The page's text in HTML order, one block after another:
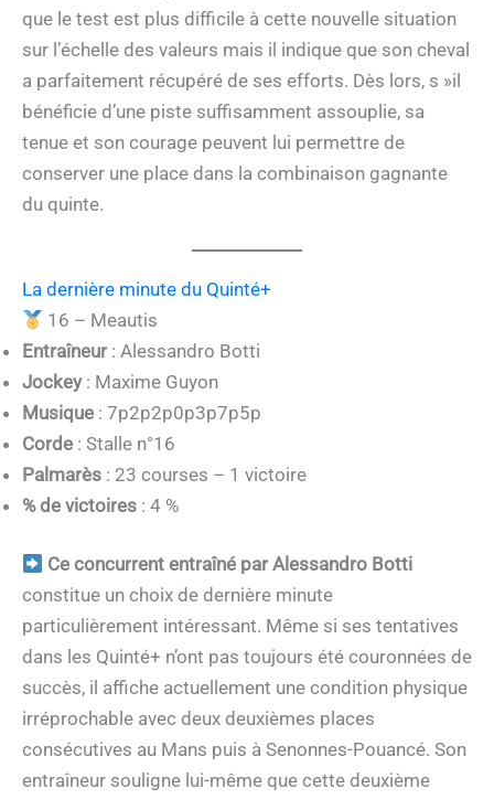
que le test est plus difficile à cette nouvelle situation
sur l’échelle des valeurs mais il indique que son cheval
a parfaitement récupéré de ses efforts. Dès lors, s »il
bénéficie d’une piste suffisamment assouplie, sa
tenue et son courage peuvent lui permettre de
conserver une place dans la combinaison gagnante
du quinte.
La dernière minute du Quinté+
16 – Meautis
Entraîneur: Alessandro Botti
Jockey: Maxime Guyon
Musique : 7p2p2p0p3p7p5p
Corde : Stalle n°16
Palmarès : 23 courses – 1 victoire
% de victoires : 4 %
Ce concurrent entraîné par Alessandro Botti
constitue un choix de dernière minute
particulièrement intéressant. Même si ses tentatives
dans les Quinté+ n’ont pas toujours été couronnées de
succès, il affiche actuellement une condition physique
irréprochable avec deux deuxièmes places
consécutives au Mans puis à Senonnes-Pouancé. Son
entraîneur souligne lui-même que cette deuxième